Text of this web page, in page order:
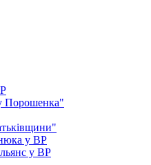
Порошенка"
у ВР
у ВР